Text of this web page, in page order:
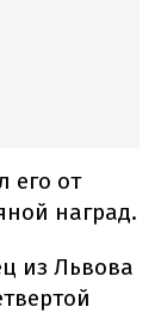
его от
наград.
из Львова